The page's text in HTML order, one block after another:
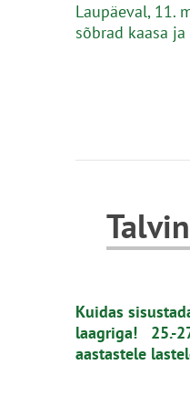
Laupäeval, 11.
sõbrad kaasa
Kuidas
laagriga! 25.-
aastastele